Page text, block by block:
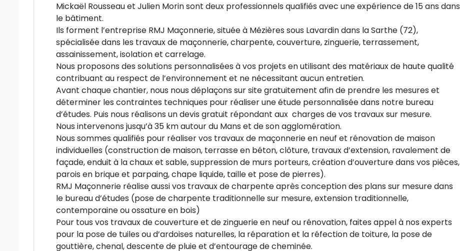
Mickaël Rousseau et Julien Morin sont deux professionnels qualifiés avec une expérience de 15 ans dans
le bâtiment.
Ils forment l’entreprise RMJ Maçonnerie, située à Mézières sous Lavardin dans la Sarthe (72),
spécialisée dans les travaux de maçonnerie, charpente, couverture, zinguerie, terrassement,
assainissement, isolation et carrelage.
Nous proposons des solutions personnalisées à vos projets en utilisant des matériaux de haute qualité
contribuant au respect de l’environnement et ne nécessitant aucun entretien.
Avant chaque chantier, nous nous déplaçons sur site gratuitement afin de prendre les mesures et
déterminer les contraintes techniques pour réaliser une étude personnalisée dans notre bureau
d’études. Puis nous réalisons un devis gratuit répondant aux charges de vos travaux sur mesure.
Nous intervenons jusqu’à 35 km autour du Mans et de son agglomération.
Nous sommes qualifiés pour réaliser vos travaux de maçonnerie en neuf et rénovation de maison
individuelles (construction de maison, terrasse en béton, clôture, travaux d’extension, ravalement de
façade, enduit à la chaux et sable, suppression de murs porteurs, création d’ouverture dans vos pièces,
parois en brique et parpaing, chape liquide, taille et pose de pierres).
RMJ Maçonnerie réalise aussi vos travaux de charpente après conception des plans sur mesure dans
le bureau d’études (pose de charpente traditionnelle sur mesure, extension traditionnelle,
contemporaine ou ossature en bois)
Pour tous vos travaux de couverture et de zinguerie en neuf ou rénovation, faites appel à nos experts
pour la pose de tuiles ou d’ardoises naturelles, la réparation et la réfection de toiture, la pose de
gouttière, chenal, descente de pluie et d’entourage de cheminée.